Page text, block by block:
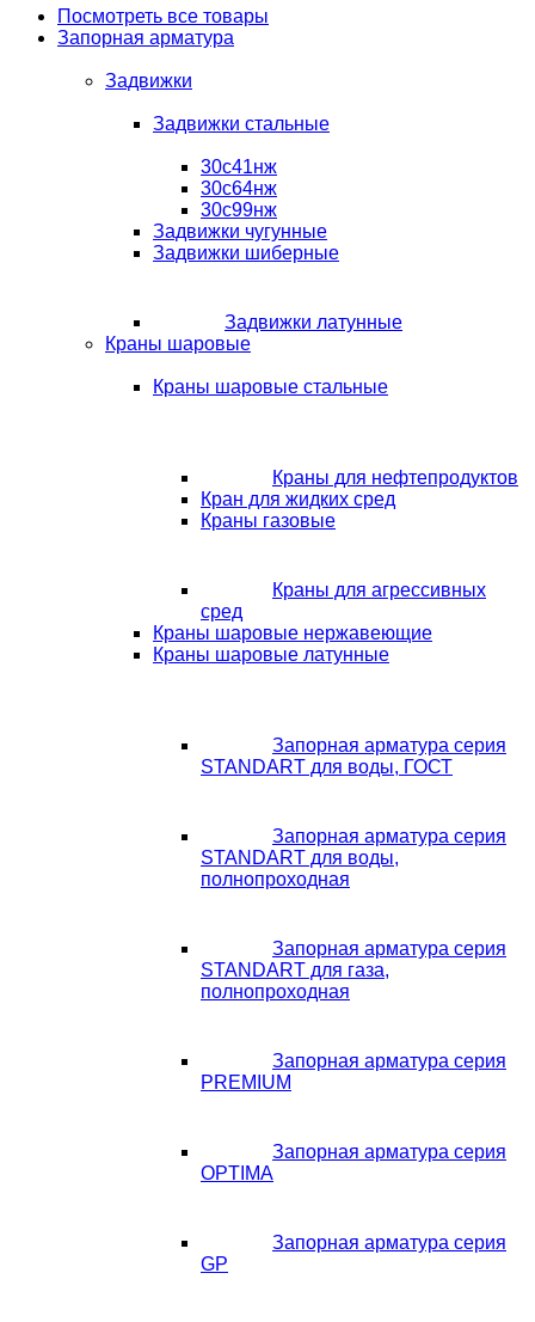
Посмотреть все товары
Запорная арматура
Задвижки
Задвижки стальные
30с41нж
30с64нж
30с99нж
Задвижки чугунные
Задвижки шиберные
Задвижки латунные
Краны шаровые
Краны шаровые стальные
Краны для нефтепродуктов
Кран для жидких сред
Краны газовые
Краны для агрессивных
сред
Краны шаровые нержавеющие
Краны шаровые латунные
Запорная арматура серия
STANDART для воды, ГОСТ
Запорная арматура серия
STANDART для воды,
полнопроходная
Запорная арматура серия
STANDART для газа,
полнопроходная
Запорная арматура серия
PREMIUM
Запорная арматура серия
OPTIMA
Запорная арматура серия
GP